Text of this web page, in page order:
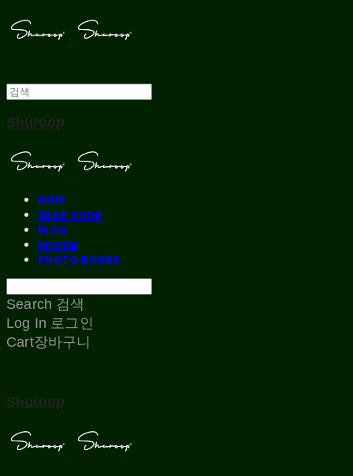
Shuroop
MIND
GEAR SHOP
BLOG
REVIEW
PHOTO BOARD
Search 검색
Log In 로그인
Cart장바구니
Shuroop